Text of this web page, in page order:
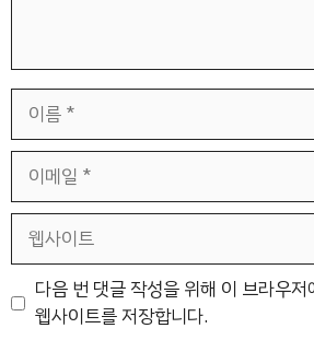
일
트
다음 번 댓글 작성을 위해 이 브라우
웹사이트를 저장합니다.